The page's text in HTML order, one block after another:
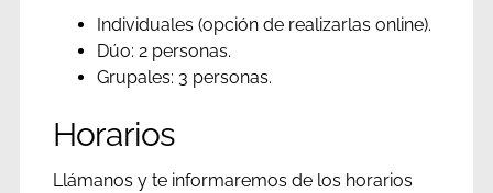
Individuales (opción de realizarlas online).
Dúo: 2 personas.
Grupales: 3 personas.
Horarios
Llámanos y te informaremos de los horarios